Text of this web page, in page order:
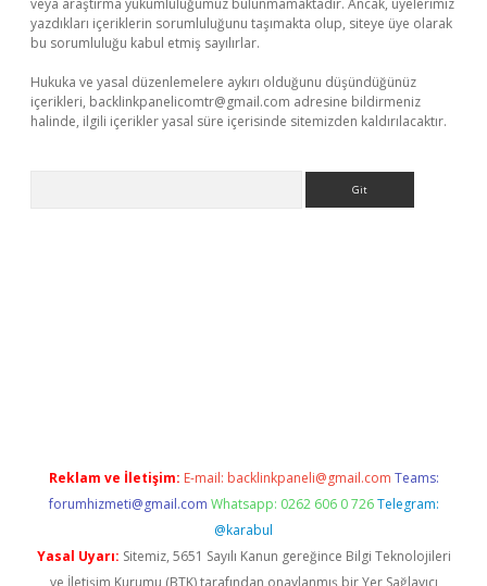
veya araştırma yükümlülüğümüz bulunmamaktadır. Ancak, üyelerimiz
yazdıkları içeriklerin sorumluluğunu taşımakta olup, siteye üye olarak
bu sorumluluğu kabul etmiş sayılırlar.
Hukuka ve yasal düzenlemelere aykırı olduğunu düşündüğünüz
içerikleri, backlinkpanelicomtr@gmail.com adresine bildirmeniz
halinde, ilgili içerikler yasal süre içerisinde sitemizden kaldırılacaktır.
Reklam ve İletişim: E-mail: backlinkpaneli@gmail.com Teams:
forumhizmeti@gmail.com Whatsapp: 0262 606 0 726 Telegram:
@karabul
Yasal Uyarı: Sitemiz, 5651 Sayılı Kanun gereğince Bilgi Teknolojileri
ve İletişim Kurumu (BTK) tarafından onaylanmış bir Yer Sağlayıcı